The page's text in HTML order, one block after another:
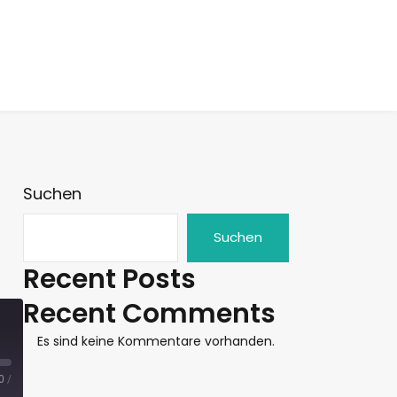
/
Suchen
Suchen
Recent Posts
Recent Comments
Es sind keine Kommentare vorhanden.